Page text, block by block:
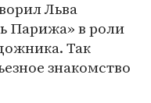
Льва
Парижа» в роли
Так
знакомство